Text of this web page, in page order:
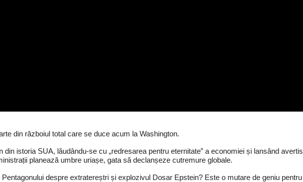
din războiul total care se duce acum la Washington.
istoria SUA, lăudându-se cu „redresarea pentru eternitate” a economiei și lansând
planează umbre uriașe, gata să declanșeze cutremure globale.
despre extratereștri și explozivul Dosar Epstein? Este o mutare de geniu